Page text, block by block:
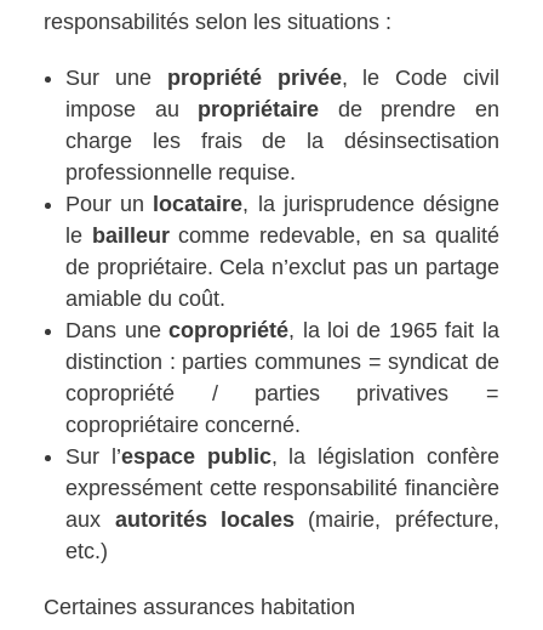
responsabilités selon les situations :
Sur une propriété privée, le Code civil
impose au propriétaire de prendre en
charge les frais de la désinsectisation
professionnelle requise.
Pour un
locataire, la jurisprudence désigne
le bailleurcomme redevable, en sa qualité
de propriétaire. Cela n’exclut pas un partage
amiable du coût.
Dans unecopropriété, la loi de 1965 fait la
distinction : parties communes = syndicat de
copropriété / parties privatives =
copropriétaire concerné.
Sur l’espace public, la législation confère
expressément cette responsabilité financière
aux autorités locales (mairie, préfecture,
etc.)
Certaines assurances habitation